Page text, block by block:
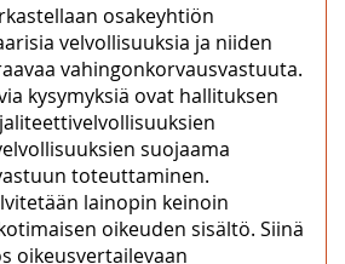
osakeyhtiön
velvollisuuksia ja niiden
vahingonkorvausvastuuta.
kysymyksiä ovat hallituksen
suojaama
toteuttaminen.
lainopin keinoin
oikeuden sisältö. Siinä
oikeusvertailevaan